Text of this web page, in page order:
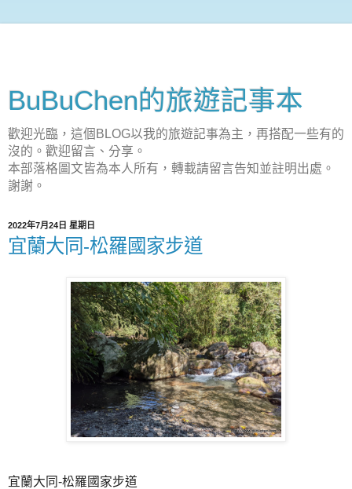
BuBuChen的旅遊記事本
歡迎光臨，這個BLOG以我的旅遊記事為主，再搭配一些有的
沒的。歡迎留言、分享。
本部落格圖文皆為本人所有，轉載請留言告知並註明出處。
謝謝。
2022年7月24日 星期日
宜蘭大同-松羅國家步道
宜蘭大同-松羅國家步道